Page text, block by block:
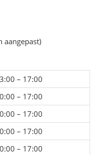
aangepast)
– 17:00
– 17:00
– 17:00
– 17:00
– 17:00